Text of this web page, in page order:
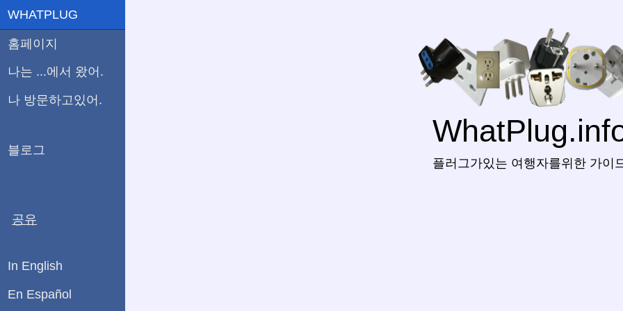
플러그가있는 여행자를위한 가이
WHATPLUG
홈페이지
나는 ...에서 왔어.
나 방문하고있어.
블로그
공유
In English
En Español